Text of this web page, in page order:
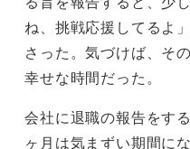
ね、挑戦応援してるよ
さった。気づけば、そ
幸せな時間だった。
会社に退職の報告をす
ヶ月は気まずい期間に